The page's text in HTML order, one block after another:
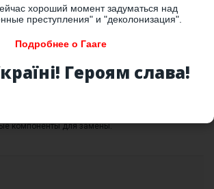
лет!
прошла известная команда
компоненты для замены.
хороший момент задуматься над
преступления" и "деколонизация".
Подробнее о Гааге
Героям слава!